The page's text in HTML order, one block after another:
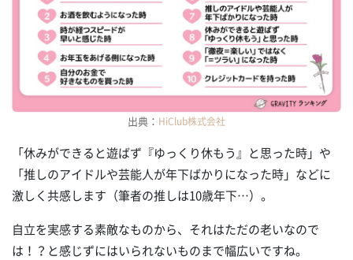
出典： HiClub株式会社
「休みができると遊ばず『ゆっくり休もう』と思った時」や
「推しのアイドルや芸能人が年下ばかりになった時」などに
激しく共感します（筆者の推しは10歳年下…）。
自立を実感する素敵なものから、それはただの老いなので
は！？と感じずにはいられないものまで幅広いですね。